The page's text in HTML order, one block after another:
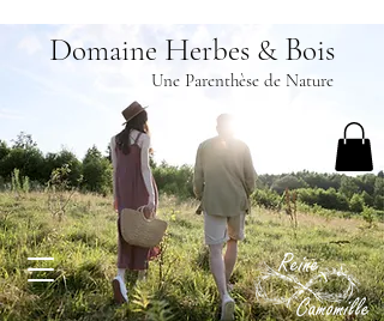
Une Parenthèse de Nature
Domaine Herbes & Bois